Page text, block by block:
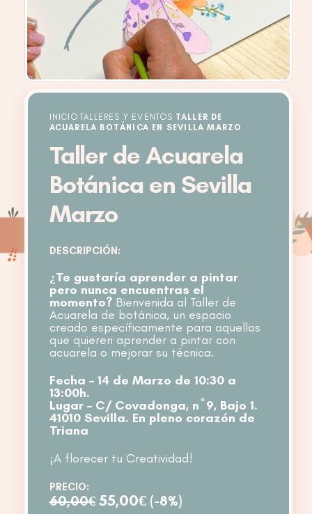
INICIO TALLERES Y EVENTOS TALLER DE
ACUARELA BOTÁNICA EN SEVILLA MARZO
Taller de Acuarela
Botánica en Sevilla
Marzo
DESCRIPCIÓN:
¿Te gustaría aprender a pintar
pero nunca encuentras el
momento?Bienvenida al Taller de
Acuarela de botánica, un espacio
creado específicamente para aquellos
que quieren aprender a pintar con
acuarela o mejorar su técnica.
Fecha – 14 de Marzo de 10:30 a
13:00h.
Lugar – C/ Covadonga, nº9, Bajo 1.
41010 Sevilla. En pleno corazón de
Triana
¡A florecer tu Creatividad!
PRECIO:
60,00€ El
55,00€El
(-8%)